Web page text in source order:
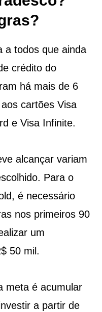
a todos que ainda
crédito do
há mais de 6
cartões Visa
e Visa Infinite.
alcançar variam
Para o
é necessário
nos primeiros 90
um
50 mil.
meta é acumular
a partir de